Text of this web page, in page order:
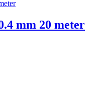
mm 20 meter